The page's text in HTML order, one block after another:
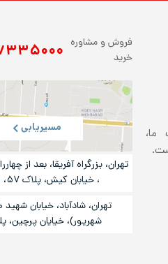
ما،
فروش و مشاوره
خرید
۰۲۱
مسیریابی
تهران، بزرگراه آفریقا، بعد از
، خیابان کیش، پلاک ۵۷، طبقه ۱
شهریور)، خیایان پرچین،